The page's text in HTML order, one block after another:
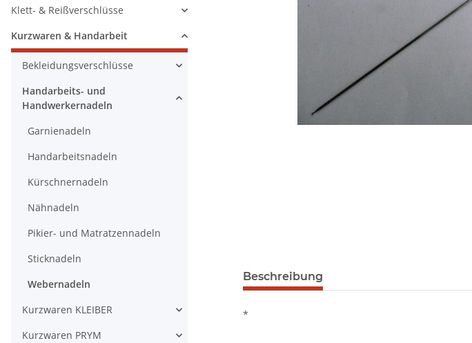
Beschreibung
*
Klett- & Reißverschlüsse
Kurzwaren & Handarbeit
Bekleidungsverschlüsse
Handarbeits- und
Handwerkernadeln
Garnienadeln
Handarbeitsnadeln
Kürschnernadeln
Nähnadeln
Pikier- und Matratzennadeln
Sticknadeln
Webernadeln
Kurzwaren KLEIBER
Kurzwaren PRYM